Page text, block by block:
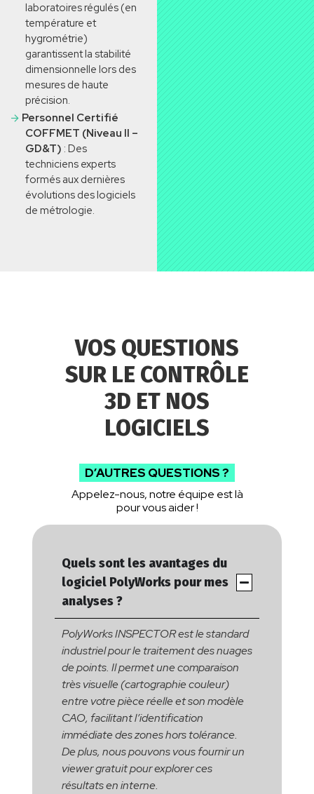
laboratoires régulés (en
température et
hygrométrie)
garantissent la stabilité
dimensionnelle lors des
mesures de haute
précision.
Personnel Certifié
COFFMET (Niveau II –
GD&T) : Des
techniciens experts
formés aux dernières
évolutions des logiciels
de métrologie.
VOS QUESTIONS
SUR LE CONTRÔLE
3D ET NOS
LOGICIELS
D’AUTRES QUESTIONS ?
Appelez-nous, notre équipe est là
pour vous aider !
Quels sont les avantages du
logiciel PolyWorks pour mes
analyses ?
PolyWorks INSPECTOR est le standard
industriel pour le traitement des nuages
de points. Il permet une comparaison
très visuelle (cartographie couleur)
entre votre pièce réelle et son modèle
CAO, facilitant l’identification
immédiate des zones hors tolérance.
De plus, nous pouvons vous fournir un
viewer gratuit pour explorer ces
résultats en interne.